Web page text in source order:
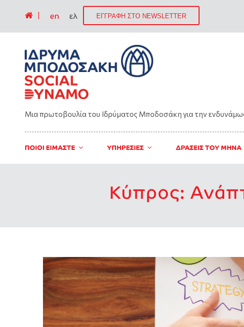
en ελ ΕΓΓΡΑΦΗ ΣΤΟ NEWSLETTER
Μια πρωτοβουλία του Ιδρύματος Μποδοσάκη για την
ΠΟΙΟΙ ΕΙΜΑΣΤΕ ΥΠΗΡΕΣΙΕΣ ΔΡΑΣΕΙΣ ΤΟΥ ΜΗΝΑ
Κύπρος: